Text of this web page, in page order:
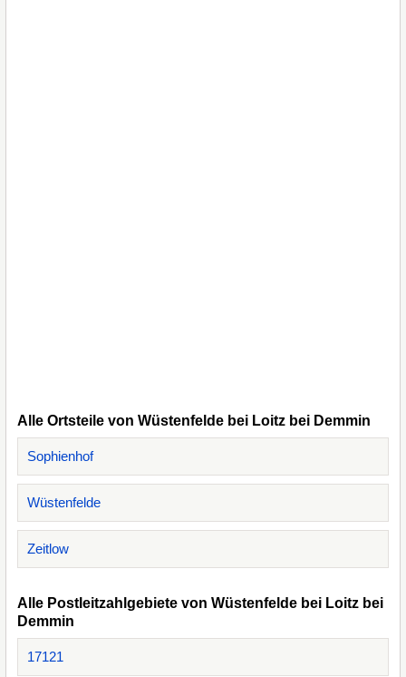
Alle Ortsteile von Wüstenfelde bei Loitz bei Demmin
Sophienhof
Wüstenfelde
Zeitlow
Alle Postleitzahlgebiete von Wüstenfelde bei Loitz bei
Demmin
17121